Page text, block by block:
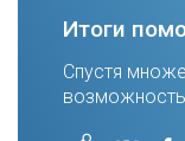
Итоги
Спустя